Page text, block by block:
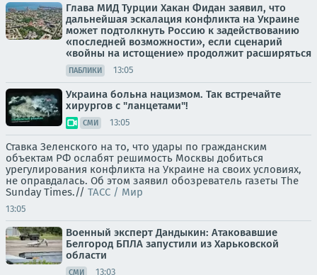
Глава МИД Турции Хакан Фидан заявил, что
дальнейшая эскалация конфликта на Украине
может подтолкнуть Россию к задействованию
«последней возможности», если сценарий
«войны на истощение» продолжит расширяться
ПАБЛИКИ 13:05
Украина больна нацизмом. Так встречайте
хирургов с "ланцетами"!
СМИ 13:05
Ставка Зеленского на то, что удары по гражданским
объектам РФ ослабят решимость Москвы добиться
урегулирования конфликта на Украине на своих условиях,
не оправдалась. Об этом заявил обозреватель газеты The
Sunday Times.// ТАСС / Мир
13:05
Военный эксперт Дандыкин: Атаковавшие
Белгород БПЛА запустили из Харьковской
области
СМИ 13:03